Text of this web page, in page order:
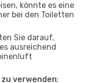
könnte es eine
bei den Toiletten
Sie darauf,
ausreichend
verwenden: